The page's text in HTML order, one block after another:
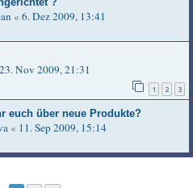
« 6. Dez 2009, 13:41
23. Nov 2009, 21:31
1 2 3
euch über neue Produkte?
« 11. Sep 2009, 15:14